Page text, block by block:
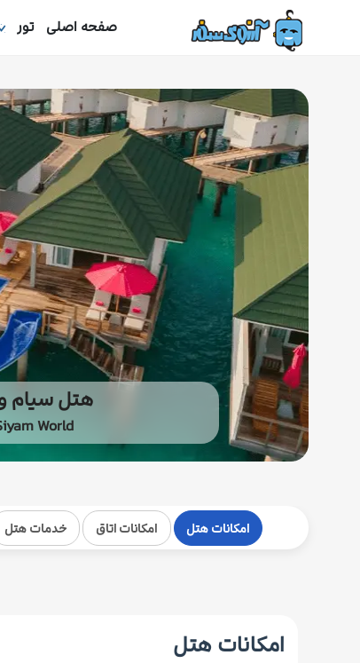
صفحه اصلی تور
هتل سیام
World
امکانات هتل امکانات اتاق خدمات هتل
امکانات هتل